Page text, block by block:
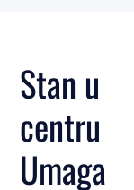
Stan u
centru
Umaga